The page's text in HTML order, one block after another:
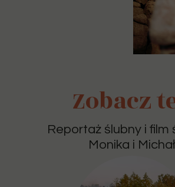
Zobacz
Reportaż ślubny i film
Monika i Michał